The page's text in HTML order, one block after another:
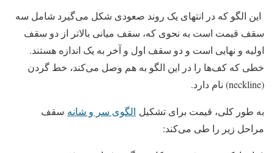
این الگو که در انتهای یک روند صعودی شکل می‌گیرد شامل سه
سقف قیمت است به نحوی که، سقف میانی بالاتر از دو سقف
اولیه و نهایی است و دو سقف اول و آخر به یک اندازه هستند.
خطی که کف‌ها را در این الگو به هم وصل می‌کند، خط گردن
(neckline) نام دارد.
به طور کلی، قیمت برای تشکیل الگوی سر و شانه سقف
مراحل زیر را طی می‌کند: